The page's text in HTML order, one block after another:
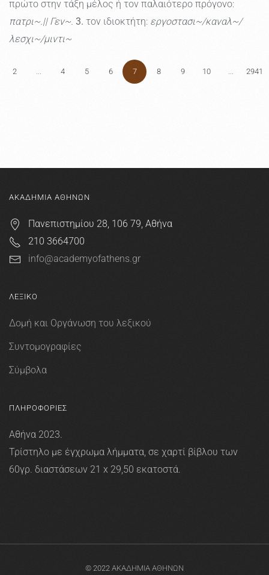
πρώτο στην τάξη μέλος ή τον παλαιότερο πρόγονο:
πατρι~.|| Γεν~. 3. τον ιδιοκτήτη: εργοστασι~/καναλ~/
λεσχι~/μιντι~
2 ... 4 5 6 7 8 9 10 ... 2941
ΑΚΑΔΗΜΙΑ ΑΘΗΝΩΝ
Πανεπιστημίου 28, 106 79, Αθήνα
210 3664700
info@academyofathens.gr
ΛΕΞΙΚΟ
Δομή και Οργάνωση του λεξικού
Συντομογραφίες
Σύμβολα
ΠΛΗΡΟΦΟΡΙΕΣ
Αθήνα 2023.
Τρίστηλο με έγχρωμα λήμματα, σε χαρτί βίβλου των
60γρ. διαστάσεων 21 x 29,50 εκατοστά.
© 2022 ΑΚΑΔΗΜΙΑ ΑΘΗΝΩΝ